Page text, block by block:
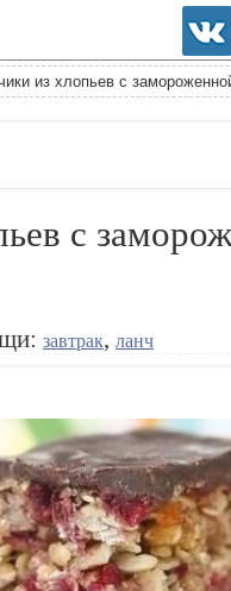
из хлопьев с
с
завтрак, ланч